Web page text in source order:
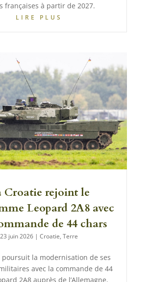
françaises à partir de 2027.
LIRE PLUS
Croatie rejoint le
Leopard 2A8 avec
de 44 chars
23 juin 2026 |Croatie,Terre
poursuit la modernisation de ses
avec la commande de 44
2A8 auprès de l’Allemagne.